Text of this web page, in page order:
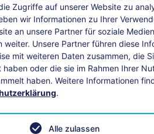
Fragen hilft unsereAnleitung.
Zugriffe auf unserer Website zu
wir Informationen zu Ihrer
an unsere Partner für soziale
weiter. Unsere Partner führen diese
mit weiteren Daten zusammen, die
haben oder die sie im Rahmen Ihrer
haben. Weitere Informationen
.
Alle zulassen